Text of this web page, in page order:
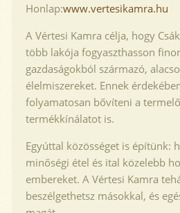
Honlap:www.vertesikamra.hu
A Vértesi Kamra célja, hogy
több lakója fogyaszthasson
gazdaságokból származó,
élelmiszereket. Ennek
folyamatosan bővíteni a
termékkínálatot is.
Egyúttal közösséget is építünk:
minőségi étel és ital közelebb
embereket. A Vértesi Kamra
beszélgethetsz másokkal, és